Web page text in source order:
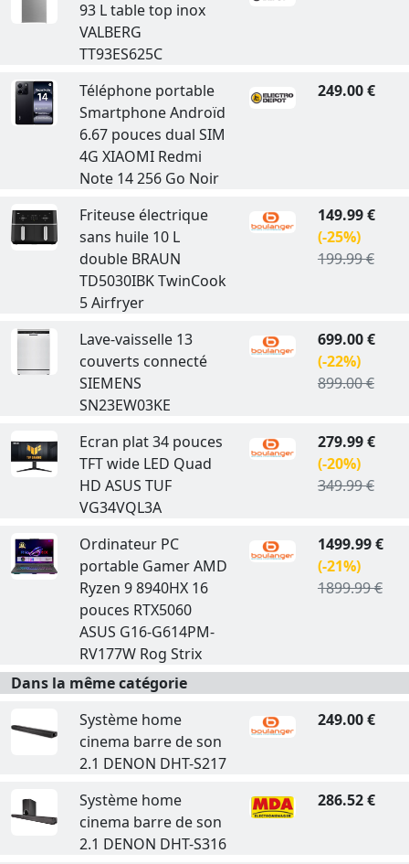
93 L table top inox
VALBERG
TT93ES625C
Téléphone portable
Smartphone Androïd
6.67 pouces dual SIM
4G XIAOMI Redmi
Note 14 256 Go Noir
249.00 €
Friteuse électrique
sans huile 10 L
double BRAUN
TD5030IBK TwinCook
5 Airfryer
149.99 €
(-25%)
199.99 €
Lave-vaisselle 13
couverts connecté
SIEMENS
SN23EW03KE
699.00 €
(-22%)
899.00 €
Ecran plat 34 pouces
TFT wide LED Quad
HD ASUS TUF
VG34VQL3A
279.99 €
(-20%)
349.99 €
Ordinateur PC
portable Gamer AMD
Ryzen 9 8940HX 16
pouces RTX5060
ASUS G16-G614PM-
RV177W Rog Strix
1499.99 €
(-21%)
1899.99 €
Dans la même catégorie
Système home
cinema barre de son
2.1 DENON DHT-S217
249.00 €
Système home
cinema barre de son
2.1 DENON DHT-S316
286.52 €